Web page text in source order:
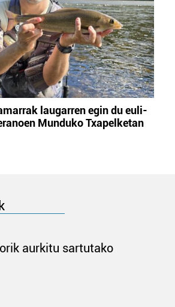
laugarren egin du euli-
Munduko Txapelketan
aurkitu sartutako